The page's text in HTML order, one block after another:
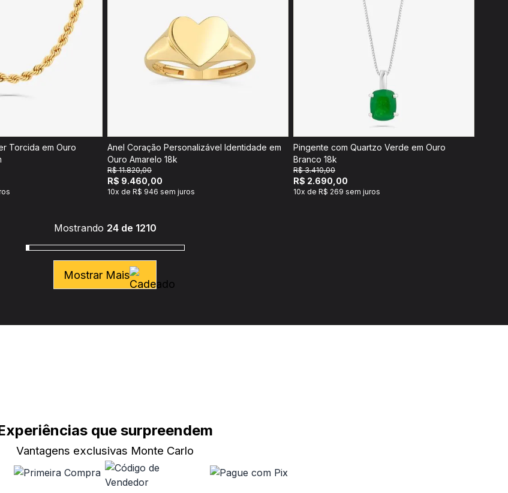
Torcida em Ouro
Anel Coração Personalizável Identidade em
Ouro Amarelo 18k
R$ 11.820,00
R$ 9.460,00
10x de R$ 946 sem juros
Pingente com Quartzo Verde em Ouro
Branco 18k
R$ 3.410,00
R$ 2.690,00
10x de R$ 269 sem juros
Mostrando 24 de 1210
Mostrar Mais
que surpreendem
Vantagens exclusivas Monte Carlo